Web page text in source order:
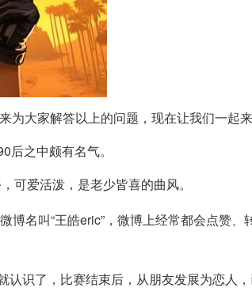
大家解答以上的问题，现在让我们一起来
之中颇有名气。
可爱活泼，是老少皆喜的曲风。
博名叫“王皓eric”，微博上经常都会点赞、
识了，比赛结束后，从朋友发展为恋人